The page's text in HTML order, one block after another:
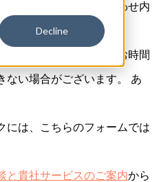
Decline
入力の上、「お問い合わせ内
してください。
よっては、ご連絡までお時間
ない場合がございます。 あ
は、こちらのフォームでは
と貴社サービスのご案内から